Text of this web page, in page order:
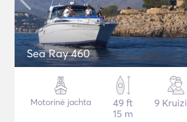
Sea Ray 460
Motorinė jachta
49 ft
15 m
9